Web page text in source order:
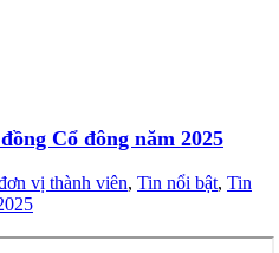
Cổ đông năm 2025
vị thành viên, Tin nổi bật, Tin